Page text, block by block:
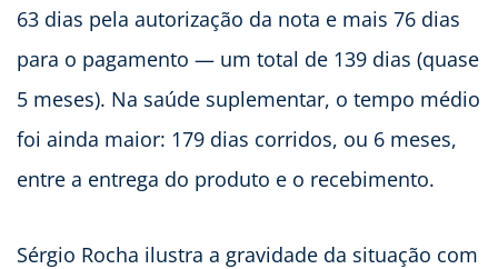
63 dias pela autorização da nota e mais 76 dias
para o pagamento — um total de 139 dias (quase
5 meses). Na saúde suplementar, o tempo médio
foi ainda maior: 179 dias corridos, ou 6 meses,
entre a entrega do produto e o recebimento.
Sérgio Rocha ilustra a gravidade da situação com